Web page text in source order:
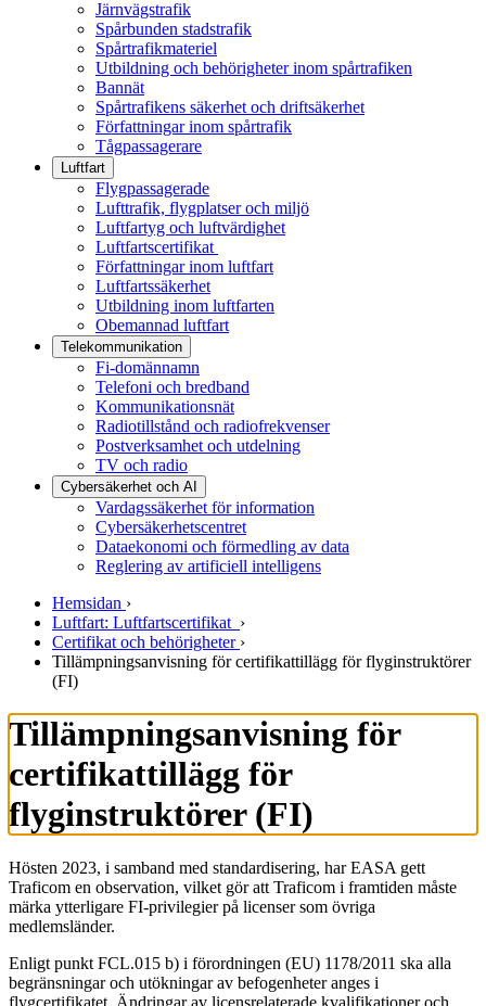
Järnvägstrafik
Spårbunden stadstrafik
Spårtrafikmateriel
Utbildning och behörigheter inom spårtrafiken
Bannät
Spårtrafikens säkerhet och driftsäkerhet
Författningar inom spårtrafik
Tågpassagerare
Luftfart
Flygpassagerade
Lufttrafik, flygplatser och miljö
Luftfartyg och luftvärdighet
Luftfartscertifikat
Författningar inom luftfart
Luftfartssäkerhet
Utbildning inom luftfarten
Obemannad luftfart
Telekommunikation
Fi-domännamn
Telefoni och bredband
Kommunikationsnät
Radiotillstånd och radiofrekvenser
Postverksamhet och utdelning
TV och radio
Cybersäkerhet och AI
Vardagssäkerhet för information
Cybersäkerhetscentret
Dataekonomi och förmedling av data
Reglering av artificiell intelligens
Hemsidan ›
Luftfart: Luftfartscertifikat ›
Certifikat och behörigheter ›
Tillämpningsanvisning för certifikattillägg för flyginstruktörer
(FI)
Tillämpningsanvisning för
certifikattillägg för
flyginstruktörer (FI)
Hösten 2023, i samband med standardisering, har EASA gett
Traficom en observation, vilket gör att Traficom i framtiden måste
märka ytterligare FI-privilegier på licenser som övriga
medlemsländer.
Enligt punkt FCL.015 b) i förordningen (EU) 1178/2011 ska alla
begränsningar och utökningar av befogenheter anges i
flygcertifikatet. Ändringar av licensrelaterade kvalifikationer och